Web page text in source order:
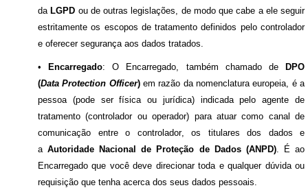
da LGPD ou de outras legislações, de modo que cabe a ele seguir
estritamente os escopos de tratamento definidos pelo controlador
e oferecer segurança aos dados tratados.
• Encarregado: O Encarregado, também chamado de
DPO
(DataProtection Officer)em razão da nomenclatura europeia, é a
pessoa (pode ser física ou jurídica) indicada pelo agente de
tratamento (controlador ou operador) para atuar como canal de
comunicação entre o controlador, os titulares dos dados e
aAutoridade Nacional de Proteção de Dados (ANPD). É ao
Encarregado que você deve direcionar toda e qualquer dúvida ou
requisição que tenha acerca dos seus dados pessoais.